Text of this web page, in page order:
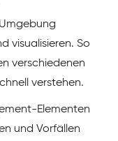
visualisieren. So
verschiedenen
verstehen.
Elementen
und Vorfällen